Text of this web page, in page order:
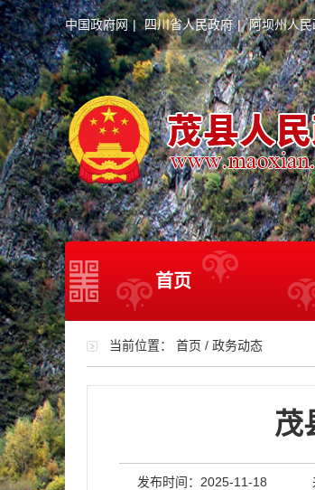
中国政府网 | 四川省人民政府 | 阿坝州人民
首页
当前位置： 首页 / 政务动态
茂
发布时间：2025-11-18